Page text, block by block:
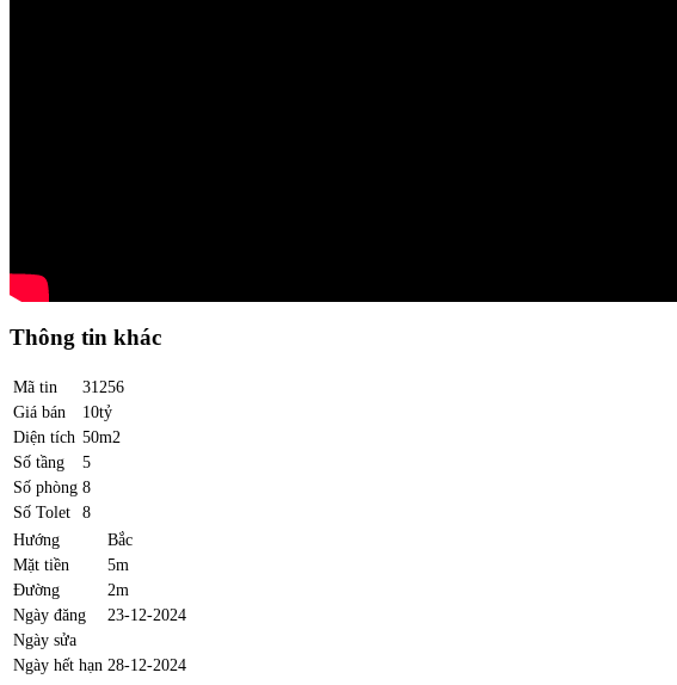
Thông tin khác
Mã tin
31256
Giá bán
10tỷ
Diện tích 50m2
Số tầng
5
Số phòng 8
Số Tolet
8
Hướng
Bắc
Mặt tiền
5m
Đường
2m
Ngày đăng
23-12-2024
Ngày sửa
Ngày hết hạn 28-12-2024